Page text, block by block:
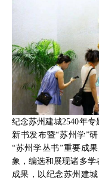
纪念苏州建城2540年专
新书发布暨“苏州学”
“苏州学丛书”重要成
象，编选和展现诸多
成果，以纪念苏州建